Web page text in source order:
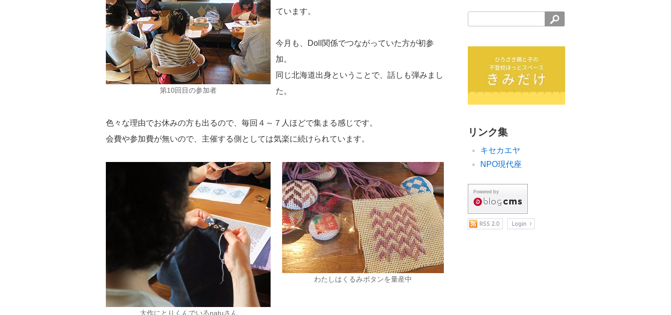
第10回目の参加者
ています。
今月も、Doll関係でつながっていた方が初参
加。
同じ北海道出身ということで、話しも弾みまし
た。
色々な理由でお休みの方も出るので、毎回４～７人ほどで集まる感じです。
会費や参加費が無いので、主催する側としては気楽に続けられています。
大作にとりくんでいるnatuさん
わたしはくるみボタンを量産中
リンク集
キセカエヤ
NPO現代座